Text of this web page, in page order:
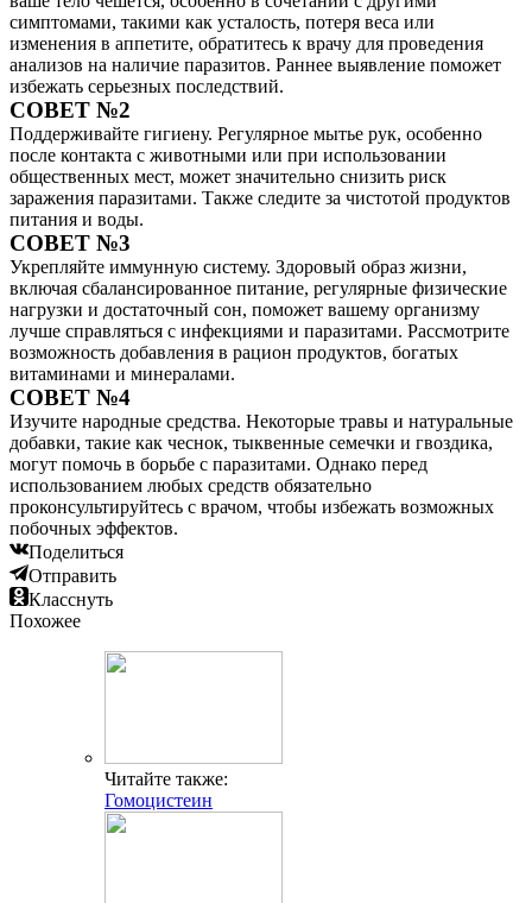
симптомами, такими как усталость, потеря веса или
изменения в аппетите, обратитесь к врачу для проведения
анализов на наличие паразитов. Раннее выявление поможет
избежать серьезных последствий.
СОВЕТ №2
Поддерживайте гигиену. Регулярное мытье рук, особенно
после контакта с животными или при использовании
общественных мест, может значительно снизить риск
заражения паразитами. Также следите за чистотой продуктов
питания и воды.
СОВЕТ №3
Укрепляйте иммунную систему. Здоровый образ жизни,
включая сбалансированное питание, регулярные физические
нагрузки и достаточный сон, поможет вашему организму
лучше справляться с инфекциями и паразитами. Рассмотрите
возможность добавления в рацион продуктов, богатых
витаминами и минералами.
СОВЕТ №4
Изучите народные средства. Некоторые травы и натуральные
добавки, такие как чеснок, тыквенные семечки и гвоздика,
могут помочь в борьбе с паразитами. Однако перед
использованием любых средств обязательно
проконсультируйтесь с врачом, чтобы избежать возможных
побочных эффектов.
Поделиться
Отправить
Класснуть
Похожее
Читайте также:
Гомоцистеин